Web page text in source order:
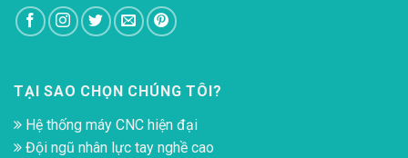
TẠI SAO CHỌN CHÚNG TÔI?
Hệ thống máy CNC hiện đại
Đội ngũ nhân lực tay nghề cao